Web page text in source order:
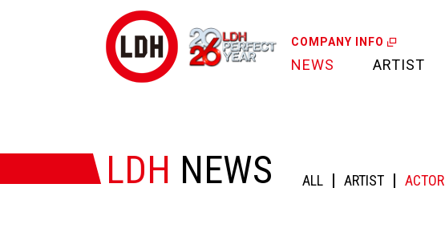
COMPANY INFO
NEWS ARTIST
LDH NEWS ALL ARTIST ACTOR